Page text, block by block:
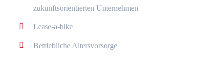
zukunftsorientierten Unternehmen
Lease-a-bike
Betriebliche Altersvorsorge